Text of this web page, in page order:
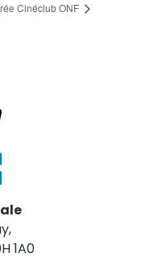
Cinéclub ONF
1A0